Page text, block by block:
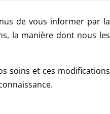
de vous informer par la
la manière dont nous les
soins et ces modifications